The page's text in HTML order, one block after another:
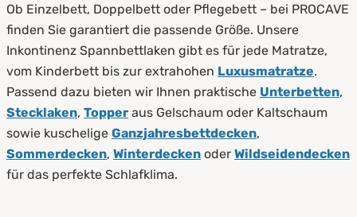
Ob Einzelbett, Doppelbett oder Pflegebett – bei PROCAVE
finden Sie garantiert die passende Größe. Unsere
Inkontinenz Spannbettlaken gibt es für jede Matratze,
vom Kinderbett bis zur extrahohen Luxusmatratze.
Passend dazu bieten wir Ihnen praktische Unterbetten,
Stecklaken, Topper aus Gelschaum oder Kaltschaum
sowie kuschelige Ganzjahresbettdecken,
Sommerdecken, Winterdecken oder Wildseidendecken
für das perfekte Schlafklima.